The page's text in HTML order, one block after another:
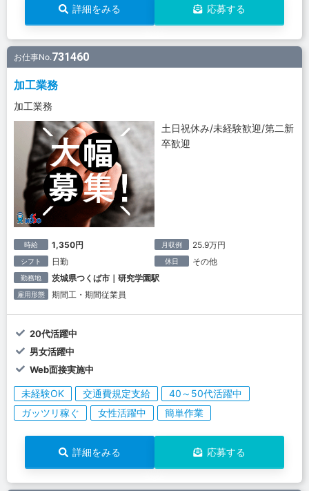
詳細をみる 応募する
お仕事No.731460
加工業務
加工業務
土日祝休み/未経験歓迎/第二新
卒歓迎
時給 1,350円 月収例 25.9万円
シフト 日勤 休日 その他
勤務地 茨城県つくば市｜研究学園駅
雇用形態 期間工・期間従業員
20代活躍中
男女活躍中
Web面接実施中
未経験OK 交通費規定支給
40～50代活躍中
ガッツリ稼ぐ
女性活躍中 簡単作業
詳細をみる 応募する